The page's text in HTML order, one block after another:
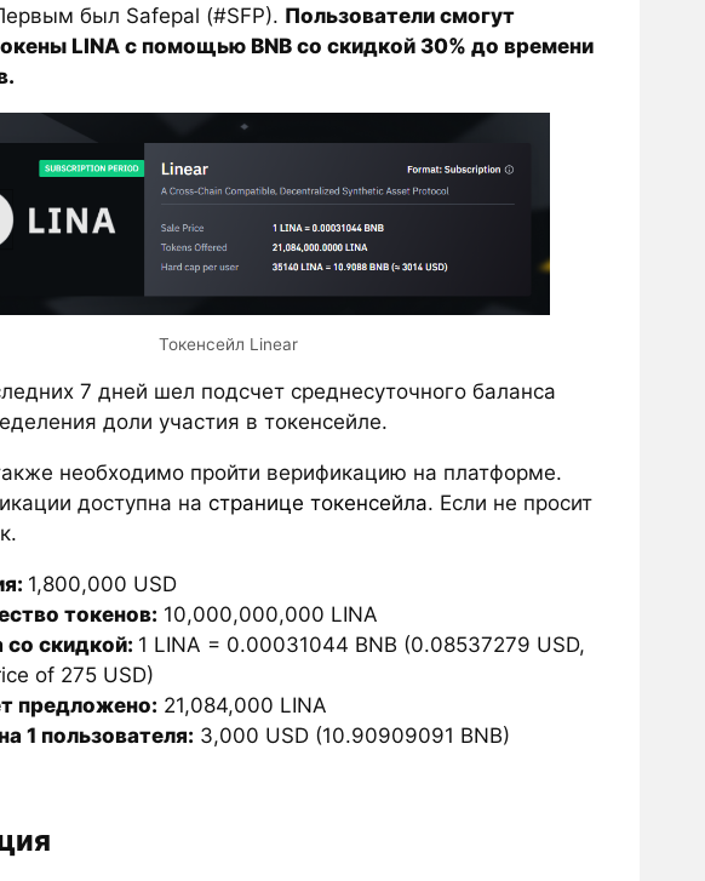
был Safepal (#SFP). Пользователи смогут
LINA с помощью BNB со скидкой 30% до времени
Токенсейл Linear
7 дней шел подсчет среднесуточного баланса
доли участия в токенсейле.
необходимо пройти верификацию на платформе.
доступна на странице токенсейла. Если не просит
1,800,000 USD
токенов: 10,000,000,000 LINA
со скидкой: 1 LINA = 0.00031044 BNB (0.08537279 USD,
of 275 USD)
предложено: 21,084,000 LINA
1 пользователя: 3,000 USD (10.90909091 BNB)